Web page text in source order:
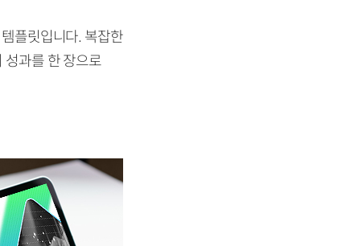
플릿입니다. 복잡한
성과를 한 장으로